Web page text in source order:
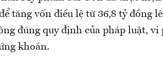
tăng vốn điều lệ từ 36,8 tỷ đồng
đúng quy định của pháp luật,
khoán.